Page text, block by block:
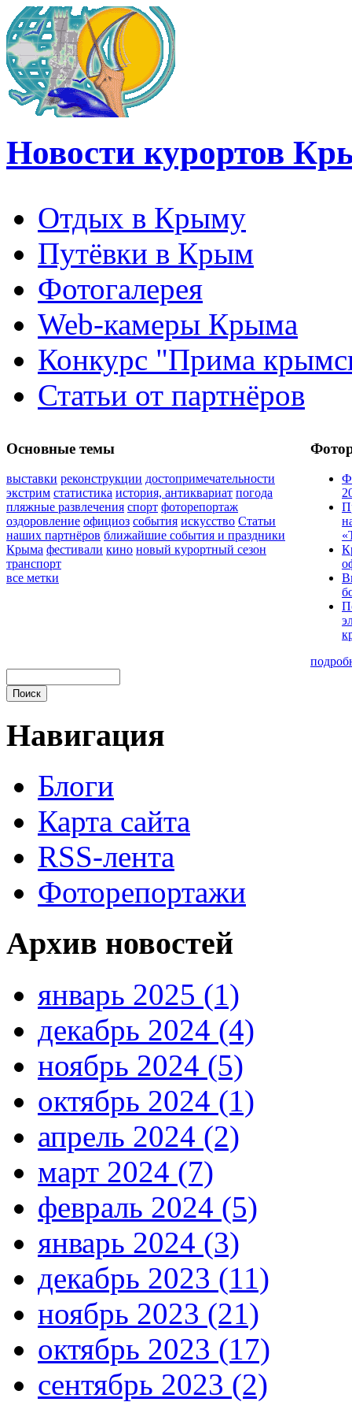
Новости курортов
Отдых в Крыму
Путёвки в Крым
Фотогалерея
Web-камеры Крыма
Конкурс "Прима
Статьи от партнёров
Основные темы
выставки реконструкции достопримечательности
экстрим статистика история, антиквариат погода
пляжные развлечения спорт фоторепортаж
оздоровление официоз события искусство Статьи
наших партнёров ближайшие события и праздники
Крыма фестивали кино новый курортный сезон
транспорт
все метки
Навигация
Блоги
Карта сайта
RSS-лента
Фоторепортажи
Архив новостей
январь 2025 (1)
декабрь 2024 (4)
ноябрь 2024 (5)
октябрь 2024 (1)
апрель 2024 (2)
март 2024 (7)
февраль 2024 (5)
январь 2024 (3)
декабрь 2023 (11)
ноябрь 2023 (21)
октябрь 2023 (17)
сентябрь 2023 (2)